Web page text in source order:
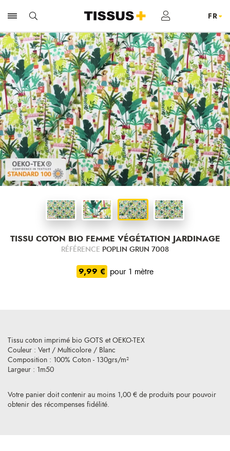
TISSU COTON BIO FEMME VÉGÉTATION JARDINAGE
RÉFÉRENCE POPLIN GRUN 7008
9,99 € pour 1 mètre
Votre panier doit contenir au moins 1,00 € de produits pour pouvoir
obtenir des récompenses fidélité.
Tissu coton imprimé bio GOTS et OEKO-TEX
Couleur : Vert / Multicolore / Blanc
Composition : 100% Coton - 130grs/m²
Largeur : 1m50